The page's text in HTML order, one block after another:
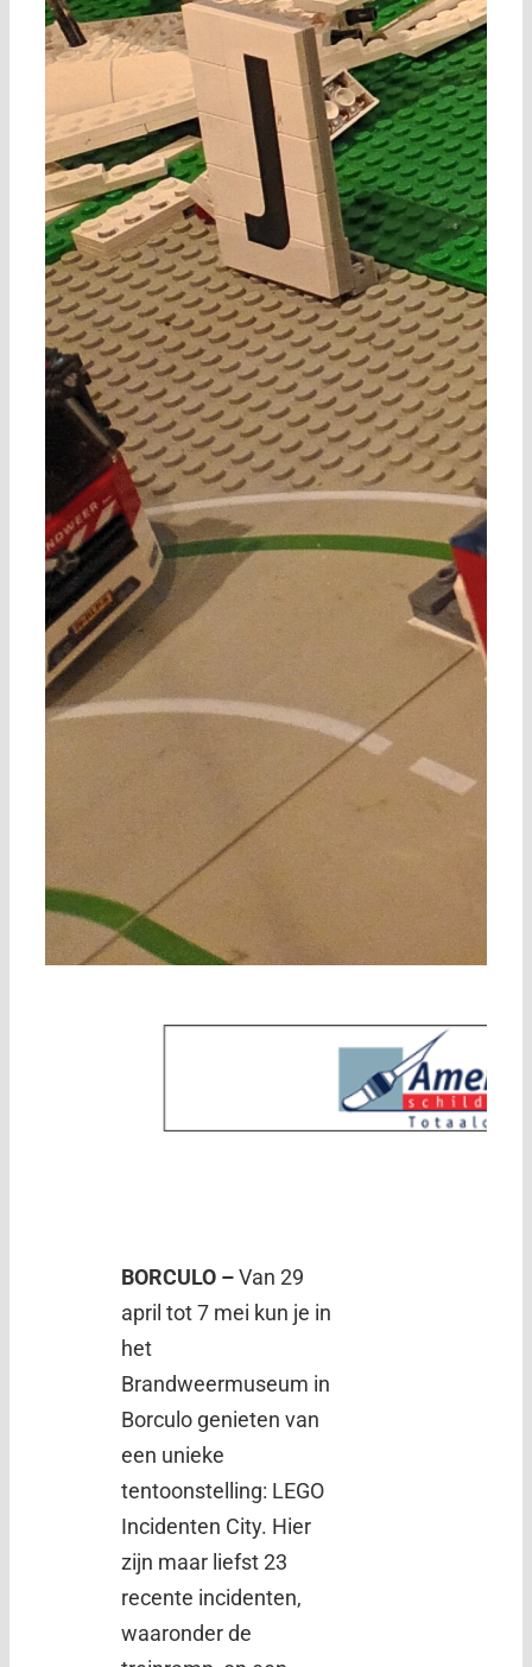
BORCULO –Van 29
april tot 7 mei kun je in
het
Brandweermuseum in
Borculo genieten van
een unieke
tentoonstelling: LEGO
Incidenten City. Hier
zijn maar liefst 23
recente incidenten,
waaronder de